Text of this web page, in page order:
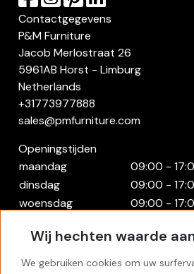
Contactgegevens
P&M Furniture
Jacob Merlostraat 26
5961AB Horst - Limburg
Netherlands
+31773977888
sales@pmfurniture.com
Openingstijden
maandag
09:00 -
dinsdag
09:00 -
woensdag
09:00 -
vrijdag
09:00 -
zaterdag
Gesloten
Wij hechten waarde
We gebruiken cookies om uw